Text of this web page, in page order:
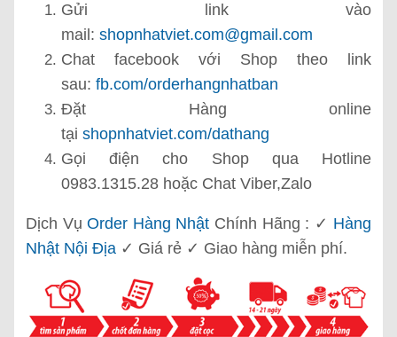
Gửi link vào
mail: shopnhatviet.com@gmail.com
Chat facebook với Shop theo link
sau: fb.com/orderhangnhatban
Đặt Hàng online
tại shopnhatviet.com/dathang
Gọi điện cho Shop qua Hotline
0983.1315.28 hoặc Chat Viber,Zalo
Dịch VụOrder Hàng Nhật Chính Hãng : ✓ Hàng
Nhật Nội Địa ✓ Giá rẻ ✓ Giao hàng miễn phí.